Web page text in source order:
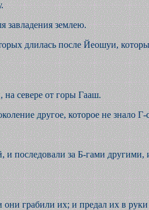
завладения землею.
длилась после Йеошуи,
на севере от горы Гааш.
другое, которое не знало
последовали за Б-гами
грабили их; и предал их в